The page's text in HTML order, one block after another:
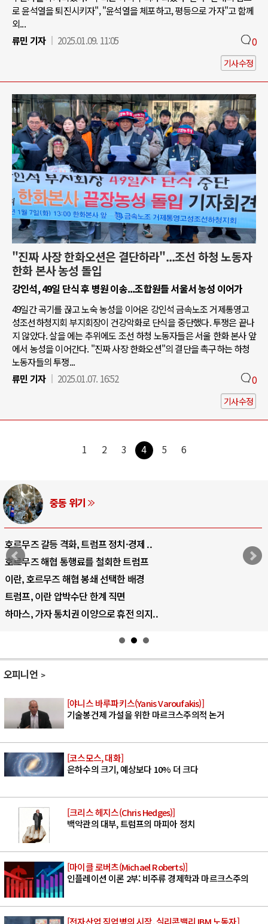
로 윤석열을 퇴진시키자", "윤석열을 체포하고, 평등으로 가자"고 함께
외...
류민 기자
2025.01.09. 11:05 0
기사수정
"진짜 사장 한화오션은 결단하라"...조선 하청 노동자
한화 본사 농성 돌입
강인석, 49일 단식 후 병원 이송...조합원들 서울서 농성 이어가
49일간 곡기를 끊고 노숙 농성을 이어온 강인석 금속노조 거제통영고
성조선하청지회 부지회장이 건강악화로 단식을 중단했다. 투쟁은 끝나
지 않았다. 살을 에는 추위에도 조선 하청 노동자들은 서울 한화 본사 앞
에서 농성을 이어간다. "진짜 사장 한화오션"의 결단을 촉구하는 하청
노동자들의 투쟁...
류민 기자
2025.01.07. 16:52 0
기사수정
1 2 3 4 5 6
AI와 인간
중국 AI, 저가 공세로 글로벌 토큰 시..
AI 국부펀드 구상 놓고 미국 진보진영 ..
AI 데이터센터 반대 투쟁은 새로운 글로..
AI의 숨은 환경 비용: 데이터센터 확산..
AI는 어떻게 미국 민주주의를 잠식하고 ..
오피니언
[야니스 바루파키스(Yanis Varoufakis)]
기술봉건제 가설을 위한 마르크스주의적 논거
[코스모스, 대화]
은하수의 크기, 예상보다 10% 더 크다
[크리스 헤지스(Chris Hedges)]
백악관의 대부, 트럼프의 마피아 정치
[마이클 로버츠(Michael Roberts)]
인플레이션 이론 2부: 비주류 경제학과 마르크스주의
[전자산업 직업병의 시작, 실리콘밸리 IBM 노동자]